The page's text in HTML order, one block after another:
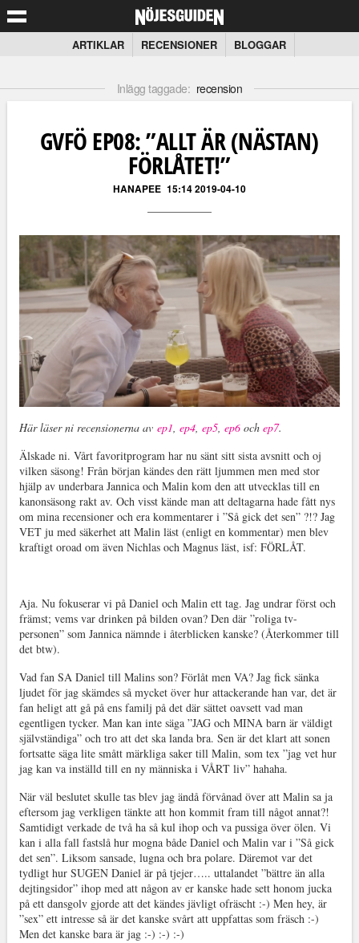
ARTIKLAR RECENSIONER BLOGGAR
Inlägg taggade: recension
GVFÖ EP08: ”ALLT ÄR (NÄSTAN)
FÖRLÅTET!”
HANAPEE 15:14 2019-04-10
Här läser ni recensionerna av ep1, ep4, ep5, ep6och ep7.
Älskade ni. Vårt favoritprogram har nu sänt sitt sista avsnitt och oj
vilken säsong! Från början kändes den rätt ljummen men med stor
hjälp av underbara Jannica och Malin kom den att utvecklas till en
kanonsäsong rakt av. Och visst kände man att deltagarna hade fått nys
om mina recensioner och era kommentarer i ”Så gick det sen” ?!? Jag
VET ju med säkerhet att Malin läst (enligt en kommentar) men blev
kraftigt oroad om även Nichlas och Magnus läst, isf: FÖRLÅT.
Aja. Nu fokuserar vi på Daniel och Malin ett tag. Jag undrar först och
främst; vems var drinken på bilden ovan? Den där ”roliga tv-
personen” som Jannica nämnde i återblicken kanske? (Återkommer till
det btw).
Vad fan SA Daniel till Malins son? Förlåt men VA? Jag fick sänka
ljudet för jag skämdes så mycket över hur attackerande han var, det är
fan heligt att gå på ens familj på det där sättet oavsett vad man
egentligen tycker. Man kan inte säga ”JAG och MINA barn är väldigt
självständiga” och tro att det ska landa bra. Sen är det klart att sonen
fortsatte säga lite smått märkliga saker till Malin, som tex ”jag vet hur
jag kan va inställd till en ny människa i VÅRT liv” hahaha.
När väl beslutet skulle tas blev jag ändå förvånad över att Malin sa ja
eftersom jag verkligen tänkte att hon kommit fram till något annat?!
Samtidigt verkade de två ha så kul ihop och va pussiga över ölen. Vi
kan i alla fall fastslå hur mogna både Daniel och Malin var i ”Så gick
det sen”. Liksom sansade, lugna och bra polare. Däremot var det
tydligt hur SUGEN Daniel är på tjejer….. uttalandet ”bättre än alla
dejtingsidor” ihop med att någon av er kanske hade sett honom jucka
på ett dansgolv gjorde att det kändes jävligt ofräscht :-) Men hey, är
”sex” ett intresse så är det kanske svårt att uppfattas som fräsch :-)
Men det kanske bara är jag :-) :-) :-)